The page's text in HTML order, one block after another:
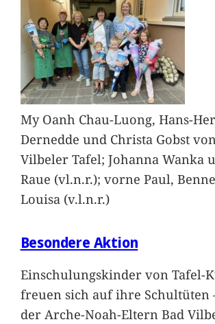
My Oanh Chau-Luong, Hans-
Dernedde und Christa Gobst
Vilbeler Tafel; Johanna Wanka
Raue (vl.n.r.); vorne Paul,
Louisa (v.l.n.r.)
Besondere Aktion
Einschulungskinder von Tafel-
freuen sich auf ihre Schultüten
der Arche-Noah-Eltern Bad